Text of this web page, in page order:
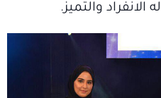
والتميز.